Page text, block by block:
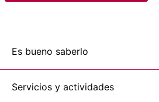
Es bueno saberlo
Servicios y actividades